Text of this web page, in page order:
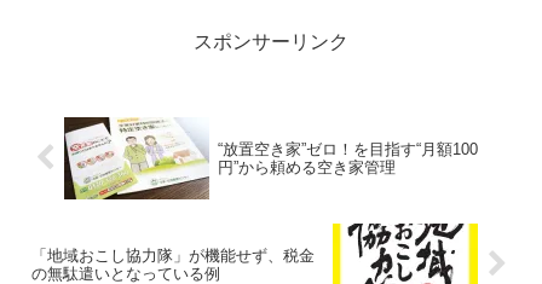
スポンサーリンク
“放置空き家”ゼロ！を目指す“月額100
円”から頼める空き家管理
「地域おこし協力隊」が機能せず、税金
の無駄遣いとなっている例